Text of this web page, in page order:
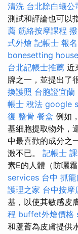
清洗 台北除白蟻公
測試和評論也可以
薦 筋絡按摩課程
式外燴 記帳士 報
bonesetting house
台北記帳士推薦 近
牌之一，並提出了
換護照 台胞證宜蘭
帳士 稅法 google
復 整骨 餐盒 例如
基細胞提取物外，
中最喜歡的成分之
激不已。 記帳士
素E的人體（防曬
services 台中 抓
護理之家 台中按摩
基，以使其敏感皮
程 buffet外燴價格
和蘆薈為皮膚提供